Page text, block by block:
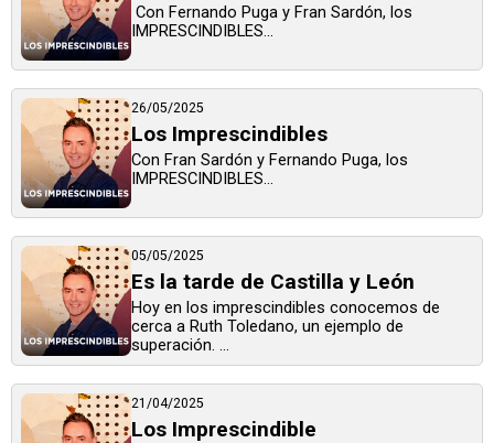
Con Fernando Puga y Fran Sardón, los
IMPRESCINDIBLES...
26/05/2025
Los Imprescindibles
Con Fran Sardón y Fernando Puga, los
IMPRESCINDIBLES...
05/05/2025
Es la tarde de Castilla y León
Hoy en los imprescindibles conocemos de
cerca a Ruth Toledano, un ejemplo de
superación. ...
21/04/2025
Los Imprescindible